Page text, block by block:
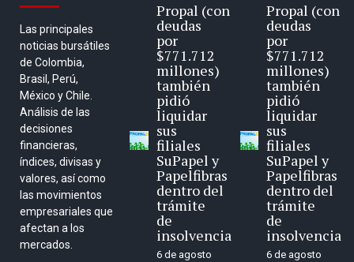
Las principales
noticias bursátiles
de Colombia,
Brasil, Perú,
México y Chile.
Análisis de las
decisiones
financieras,
índices, divisas y
valores, así como
las movimientos
empresariales que
afectan a los
mercados.
Propal (con
deudas
por
$771.712
millones)
también
pidió
liquidar
sus
filiales
SuPapel y
Papelfibras
dentro del
trámite
de
insolvencia
6 de agosto
Propal (con
deudas
por
$771.712
millones)
también
pidió
liquidar
sus
filiales
SuPapel y
Papelfibras
dentro del
trámite
de
insolvencia
6 de agosto